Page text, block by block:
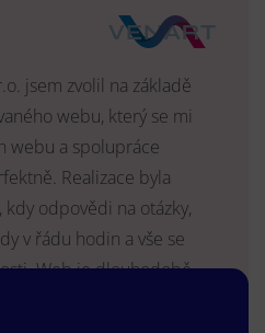
jsem zvolil na základě
webu, který se mi
webu a spolupráce
Realizace byla
odpovědi na otázky,
v řádu hodin a vše se
Web je dlouhodobě
upravován a podílí se